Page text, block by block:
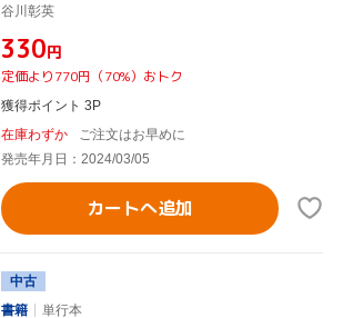
谷川彰英
¥330円
定価より770円（70%）おトク
獲得ポイント 3P
在庫わずか
ご注文はお早めに
発売年月日：2024/03/05
カートへ追加
中古
書籍
単行本